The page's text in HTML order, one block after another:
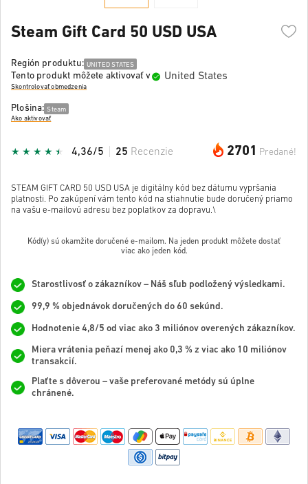
Steam Gift Card 50 USD USA
Región produktu: UNITED STATES
Tento produkt môžete aktivovať v United States
Skontrolovať obmedzenia
Plošina: Steam
Ako aktivovať
2701 Predané!
4,36/5 25 Recenzie
STEAM GIFT CARD 50 USD USA je digitálny kód bez dátumu vypršania
platnosti. Po zakúpení vám tento kód na stiahnutie bude doručený priamo
na vašu e-mailovú adresu bez poplatkov za dopravu.\
Kód(y) sú okamžite doručené e-mailom. Na jeden produkt môžete dostať
viac ako jeden kód.
Starostlivosť o zákazníkov – Náš sľub podložený výsledkami.
99,9 % objednávok doručených do 60 sekúnd.
Hodnotenie 4,8/5 od viac ako 3 miliónov overených zákazníkov.
Miera vrátenia peňazí menej ako 0,3 % z viac ako 10 miliónov
transakcií.
Plaťte s dôverou – vaše preferované metódy sú úplne
chránené.